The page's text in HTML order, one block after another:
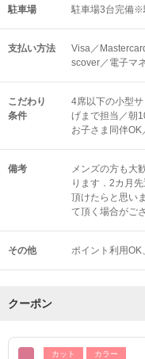
駐車場 駐車場3台完備※
支払い方法
Visa／
scover／電子マ
こだわり
条件
4席以下の小型
げまで担当／朝
お子さま同伴
備考
メンズの方も大
ります．2カ月
頂けたらと思い
て頂く場合がご
その他 ポイント利用OK
クーポン
カット カラー